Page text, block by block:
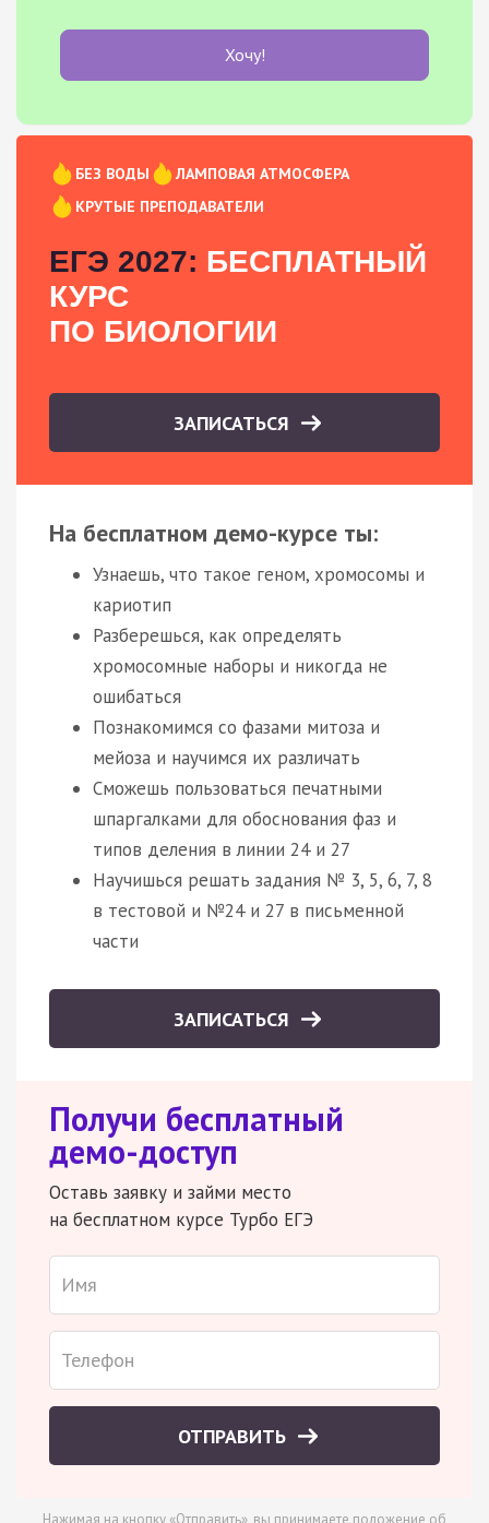
Хочу!
БЕЗ ВОДЫ
ЛАМПОВАЯ АТМОСФЕРА
КРУТЫЕ ПРЕПОДАВАТЕЛИ
ЕГЭ 2027: БЕСПЛАТНЫЙ
КУРС
ПО БИОЛОГИИ
ЗАПИСАТЬСЯ
На бесплатном демо-курсе ты:
Узнаешь, что такое геном, хромосомы и
кариотип
Разберешься, как определять
хромосомные наборы и никогда не
ошибаться
Познакомимся со фазами митоза и
мейоза и научимся их различать
Сможешь пользоваться печатными
шпаргалками для обоснования фаз и
типов деления в линии 24 и 27
Научишься решать задания № 3, 5, 6, 7, 8
в тестовой и №24 и 27 в письменной
части
ЗАПИСАТЬСЯ
Получи бесплатный
демо-доступ
Оставь заявку и займи место
на бесплатном курсе Турбо ЕГЭ
ОТПРАВИТЬ
Нажимая на кнопку «Отправить», вы принимаете положение об